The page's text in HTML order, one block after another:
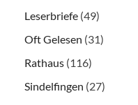
Leserbriefe (49)
Oft Gelesen (31)
Rathaus (116)
Sindelfingen (27)